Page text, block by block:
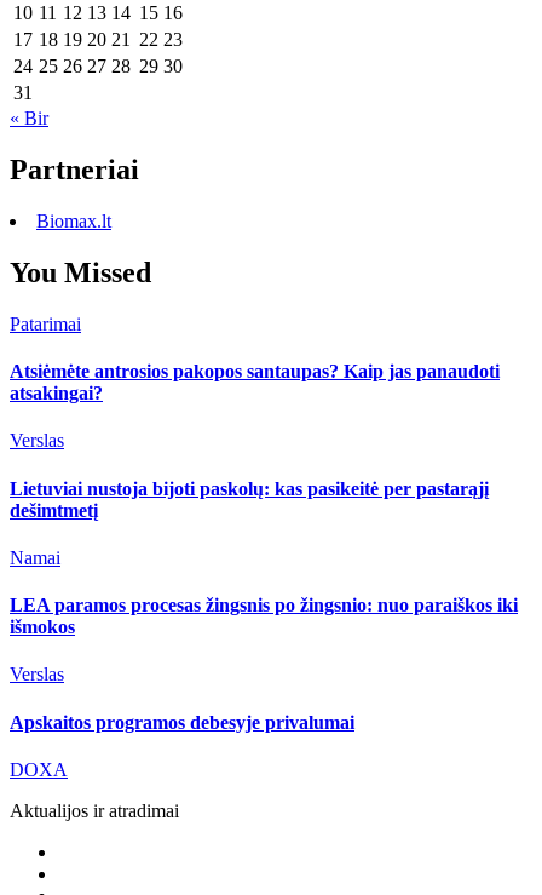
10 11 12 13 14 15 16
17 18 19 20 21 22 23
24 25 26 27 28 29 30
31
« Bir
Partneriai
Biomax.lt
You Missed
Patarimai
Atsiėmėte antrosios pakopos santaupas? Kaip jas panaudoti
atsakingai?
Verslas
Lietuviai nustoja bijoti paskolų: kas pasikeitė per pastarąjį
dešimtmetį
Namai
LEA paramos procesas žingsnis po žingsnio: nuo paraiškos iki
išmokos
Verslas
Apskaitos programos debesyje privalumai
DOXA
Aktualijos ir atradimai